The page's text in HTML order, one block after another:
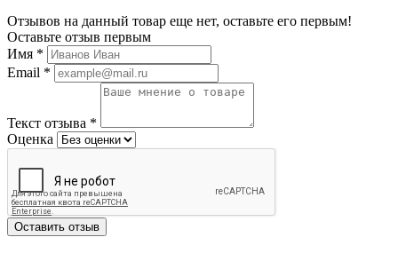
Отзывов на данный товар еще нет, оставьте его первым!
Оставьте отзыв первым
Имя *
Email *
Текст отзыва *
Оценка
Оставить отзыв